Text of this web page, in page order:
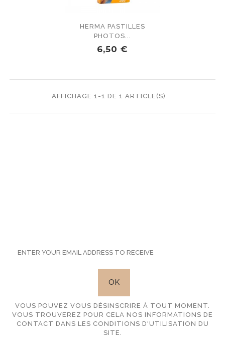
HERMA PASTILLES
PHOTOS...
PRIX
6,50 €
AFFICHAGE 1-1 DE 1 ARTICLE(S)
VOUS POUVEZ VOUS DÉSINSCRIRE À TOUT MOMENT.
VOUS TROUVEREZ POUR CELA NOS INFORMATIONS DE
CONTACT DANS LES CONDITIONS D'UTILISATION DU
SITE.